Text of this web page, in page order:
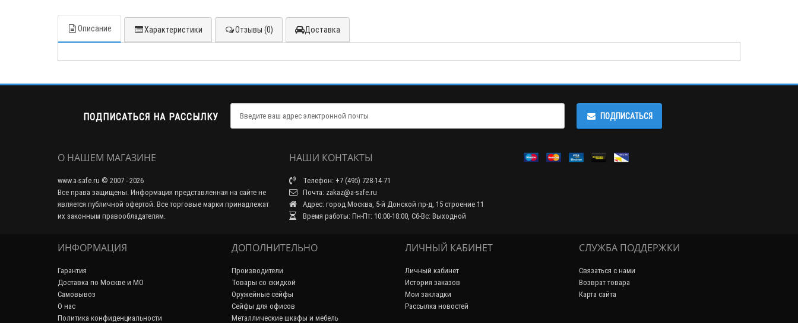
Описание Характеристики Отзывы (0) Доставка
ПОДПИСАТЬСЯ НА РАССЫЛКУ ПОДПИСАТЬСЯ
О НАШЕМ МАГАЗИНЕ
www.a-safe.ru © 2007 - 2026
Все права защищены. Информация представленная на сайте не
является публичной офертой. Все торговые марки принадлежат
их законным правообладателям.
НАШИ КОНТАКТЫ
Телефон: +7 (495) 728-14-71
Почта: zakaz@a-safe.ru
Адрес: город Москва, 5-й Донской пр-д, 15 строение 11
Время работы: Пн-Пт: 10:00-18:00, Сб-Вс: Выходной
ИНФОРМАЦИЯ
Гарантия
Доставка по Москве и МО
Самовывоз
О нас
Политика конфиденциальности
ДОПОЛНИТЕЛЬНО
Производители
Товары со скидкой
Оружейные сейфы
Сейфы для офисов
Металлические шкафы и мебель
ЛИЧНЫЙ КАБИНЕТ
Личный кабинет
История заказов
Мои закладки
Рассылка новостей
СЛУЖБА ПОДДЕРЖКИ
Связаться с нами
Возврат товара
Карта сайта